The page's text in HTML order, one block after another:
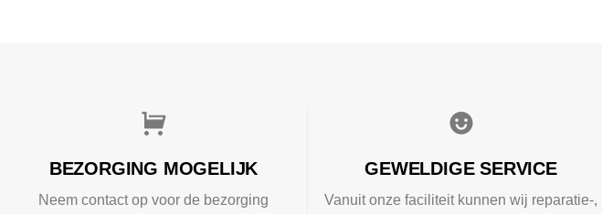
BEZORGING MOGELIJK
Neem contact op voor de bezorging
GEWELDIGE SERVICE
Vanuit onze faciliteit kunnen wij reparatie-,